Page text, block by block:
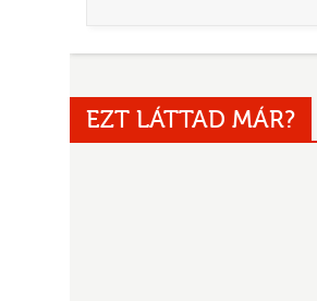
EZT LÁTTAD MÁR?